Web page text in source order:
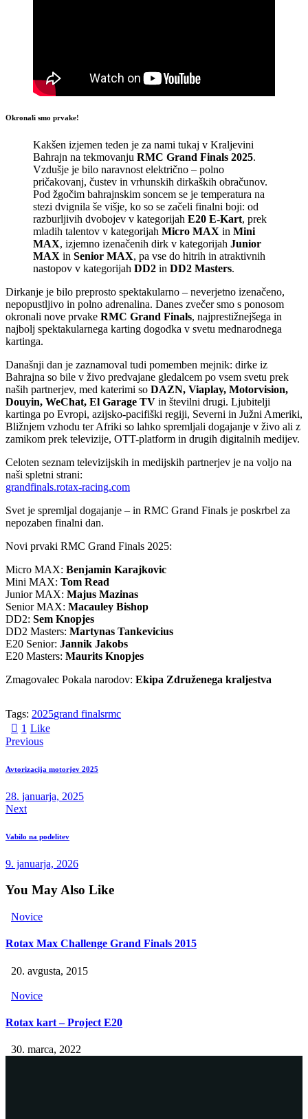
Okronali smo prvake!
Kakšen izjemen teden je za nami tukaj v Kraljevini
Bahrajn na tekmovanju RMC Grand Finals 2025.
Vzdušje je bilo naravnost električno – polno
pričakovanj, čustev in vrhunskih dirkaških obračunov.
Pod žgočim bahrajnskim soncem se je temperatura na
stezi dvignila še višje, ko so se začeli finalni boji: od
razburljivih dvobojev v kategorijah E20 E-Kart, prek
mladih talentov v kategorijah Micro MAX in Mini
MAX, izjemno izenačenih dirk v kategorijah Junior
MAX in Senior MAX, pa vse do hitrih in atraktivnih
nastopov v kategorijah DD2 in DD2 Masters.
Dirkanje je bilo preprosto spektakularno – neverjetno izenačeno,
nepopustljivo in polno adrenalina. Danes zvečer smo s ponosom
okronali nove prvake RMC Grand Finals, najprestižnejšega in
najbolj spektakularnega karting dogodka v svetu mednarodnega
kartinga.
Današnji dan je zaznamoval tudi pomemben mejnik: dirke iz
Bahrajna so bile v živo predvajane gledalcem po vsem svetu prek
naših partnerjev, med katerimi so DAZN, Viaplay, Motorvision,
Douyin, WeChat, El Garage TV in številni drugi. Ljubitelji
kartinga po Evropi, azijsko-pacifiški regiji, Severni in Južni Ameriki,
Bližnjem vzhodu ter Afriki so lahko spremljali dogajanje v živo ali z
zamikom prek televizije, OTT-platform in drugih digitalnih medijev.
Celoten seznam televizijskih in medijskih partnerjev je na voljo na
naši spletni strani:
grandfinals.rotax-racing.com
Svet je spremljal dogajanje – in RMC Grand Finals je poskrbel za
nepozaben finalni dan.
Novi prvaki RMC Grand Finals 2025:
Micro MAX: Benjamin Karajkovic
Mini MAX: Tom Read
Junior MAX: Majus Mazinas
Senior MAX: Macauley Bishop
DD2: Sem Knopjes
DD2 Masters: Martynas Tankevicius
E20 Senior: Jannik Jakobs
E20 Masters: Maurits Knopjes
Zmagovalec Pokala narodov: Ekipa Združenega kraljestva
Tags: 2025grand finalsrmc
1 Like
Previous
Avtorizacija motorjev 2025
28. januarja, 2025
Next
Vabilo na podelitev
9. januarja, 2026
You May Also Like
Novice
Rotax Max Challenge Grand Finals 2015
20. avgusta, 2015
Novice
Rotax kart – Project E20
30. marca, 2022